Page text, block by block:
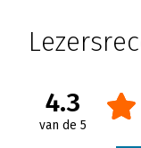
4.3
van de 5